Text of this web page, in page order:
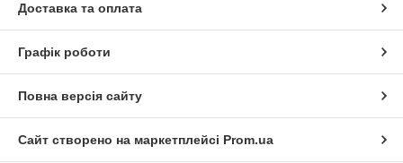
Доставка та оплата
Графік роботи
Повна версія сайту
Сайт створено на маркетплейсі Prom.ua